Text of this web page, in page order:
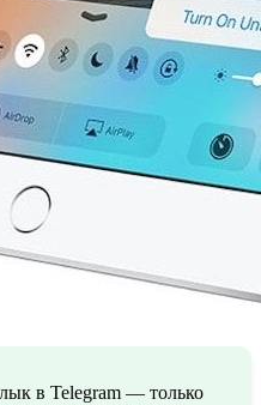
в Telegram — только